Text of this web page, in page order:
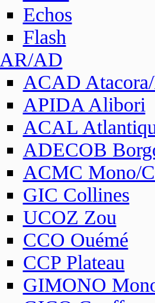
Echos
Flash
AR/AD
ACAD
APIDA Alibori
ACAL
ADECOB
ACMC Mono/
GIC Collines
UCOZ Zou
CCO Ouémé
CCP Plateau
GIMONO